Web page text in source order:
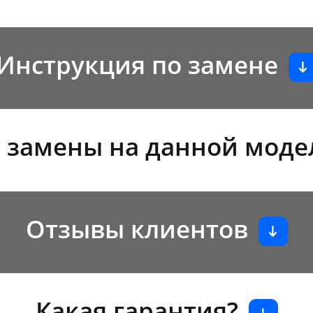
по замене
на данной
Отзывы клиентов